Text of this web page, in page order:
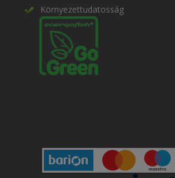
Környezettudatosság